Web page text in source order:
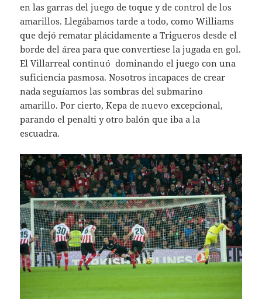
en las garras del juego de toque y de control de los
amarillos. Llegábamos tarde a todo, como Williams
que dejó rematar plácidamente a Trigueros desde el
borde del área para que convertiese la jugada en gol.
El Villarreal continuó dominando el juego con una
suficiencia pasmosa. Nosotros incapaces de crear
nada seguíamos las sombras del submarino
amarillo. Por cierto, Kepa de nuevo excepcional,
parando el penalti y otro balón que iba a la
escuadra.